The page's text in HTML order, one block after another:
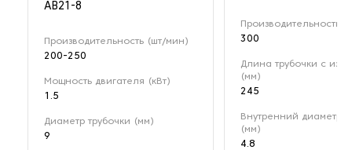
AB21-8
Производительность (шт/мин)
200-250
Мощность двигателя (кВт)
1.5
Диаметр трубочки (мм)
9
Производительность
300
Длина трубочки с
(мм)
245
Внутренний диаметр
(мм)
4.8